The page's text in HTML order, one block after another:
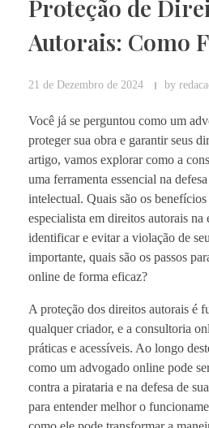
Proteção de
Autorais: Como
21 de Dezembro de 2024 by
Você já se perguntou como um
proteger sua obra e garantir seus
artigo, vamos explorar como a
uma ferramenta essencial na
intelectual. Quais são os
especialista em direitos autorais
identificar e evitar a violação de
importante, quais são os passos
online de forma eficaz?
A proteção dos direitos autorais é
qualquer criador, e a consultoria
práticas e acessíveis. Ao longo
como um advogado online pode
contra a pirataria e na defesa de
para entender melhor o